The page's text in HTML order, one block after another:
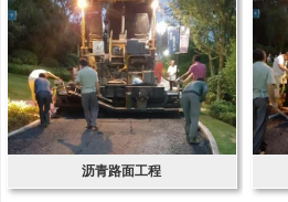
沥青路面工程